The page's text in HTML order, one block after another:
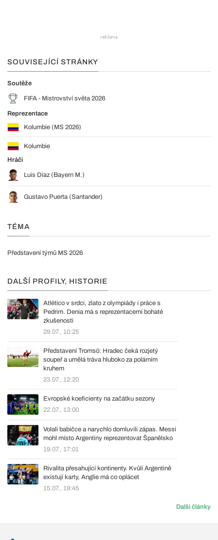
SOUVISEJÍCÍ STRÁNKY
Soutěže
FIFA - Mistrovství světa 2026
Reprezentace
Kolumbie (MS 2026)
Kolumbie
Hráči
Luis Díaz (Bayern M.)
Gustavo Puerta (Santander)
TÉMA
Představení týmů MS 2026
DALŠÍ PROFILY, HISTORIE
Atlético v srdci, zlato z olympiády i práce s
Pedrim. Denia má s reprezentacemi bohaté
zkušenosti
29.07., 10:25
Představení Tromsö: Hradec čeká rozjetý
soupeř a umělá tráva hluboko za polárním
kruhem
23.07., 12:20
Evropské koeficienty na začátku sezony
22.07., 13:00
Volali babičce a narychlo domluvili zápas. Messi
mohl místo Argentiny reprezentovat Španělsko
19.07., 17:01
Rivalita přesahující kontinenty. Kvůli Argentině
existují karty, Anglie má co oplácet
15.07., 19:45
Další články